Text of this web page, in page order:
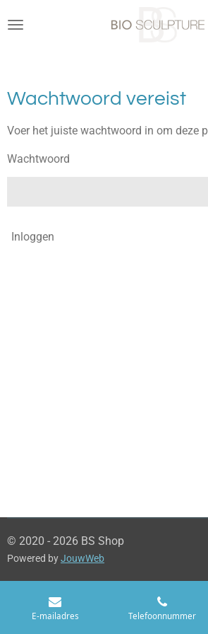
direct
Wachtwoord vereist
Voer het juiste wachtwoord in om deze
Wachtwoord
Inloggen
© 2020 - 2026 BS Shop
Powered byJouwWeb
E-mailadres Telefoonnummer